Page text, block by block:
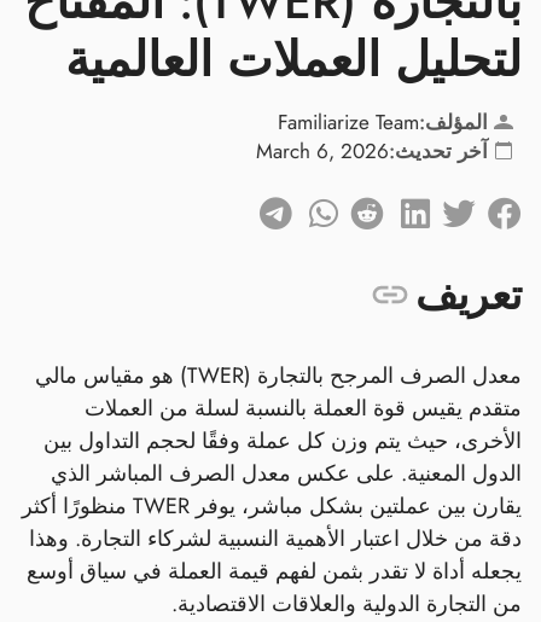
لتحليل العملات العالمية
المؤلف:Familiarize Team
آخر تحديث:March 6, 2026
تعريف
معدل الصرف المرجح بالتجارة (TWER) هو مقياس مالي
متقدم يقيس قوة العملة بالنسبة لسلة من العملات
الأخرى، حيث يتم وزن كل عملة وفقًا لحجم التداول بين
الدول المعنية. على عكس معدل الصرف المباشر الذي
يقارن بين عملتين بشكل مباشر، يوفر TWER منظورًا أكثر
دقة من خلال اعتبار الأهمية النسبية لشركاء التجارة. وهذا
يجعله أداة لا تقدر بثمن لفهم قيمة العملة في سياق أوسع
من التجارة الدولية والعلاقات الاقتصادية.